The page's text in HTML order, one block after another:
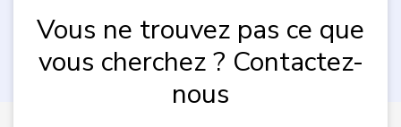
Vous ne trouvez pas ce que
vous cherchez ? Contactez-
nous